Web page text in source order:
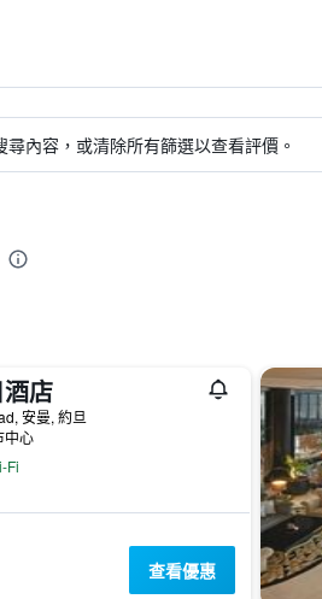
內容，或清除所有篩選以查看評價。
店
安曼, 約旦
中心
Fi
查看優惠